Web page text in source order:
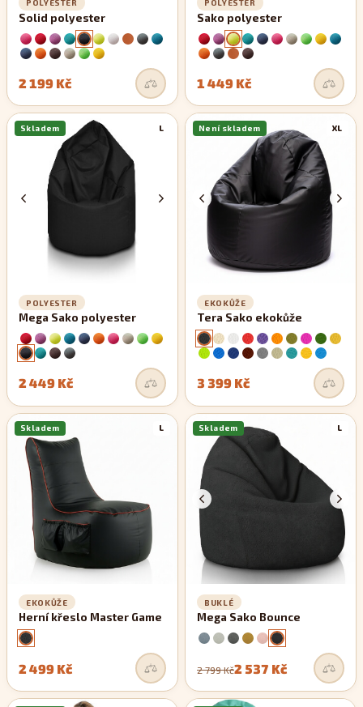
POLYESTER
Solid polyester
2 199 Kč
POLYESTER
Sako polyester
1 449 Kč
L
Skladem
POLYESTER
Mega Sako polyester
2 449 Kč
XL
Není skladem
EKOKŮŽE
Tera Sako ekokůže
3 399 Kč
L
Skladem
EKOKŮŽE
Herní křeslo Master Game
2 499 Kč
L
Skladem
BUKLÉ
Mega Sako Bounce
2 799 Kč2 537 Kč